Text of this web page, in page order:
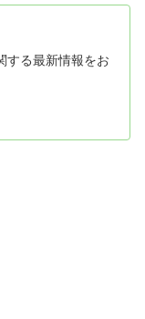
する最新情報をお